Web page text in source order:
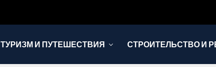
ТУРИЗМ И ПУТЕШЕСТВИЯ СТРОИТЕЛЬСТВО И